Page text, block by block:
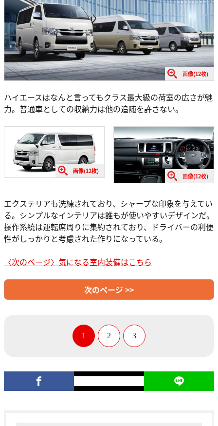
画像(12枚)
ハイエースはなんと言ってもクラス最大級の荷室の広さが魅
力。普通車としての収納力は他の追随を許さない。
画像(12枚)
画像(12枚)
エクステリアも洗練されており、シャープな印象を与えてい
る。シンプルなインテリアは誰もが使いやすいデザインだ。
操作系統は運転席周りに集約されており、ドライバーの利便
性がしっかりと考慮された作りになっている。
〈次のページ〉気になる室内装備はこちら
次のページ >>
1 2 3